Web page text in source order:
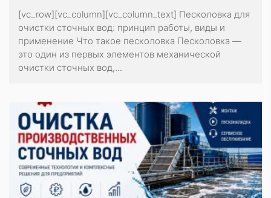
[vc_row][vc_column][vc_column_text] Песколовка для
очистки сточных вод: принцип работы, виды и
применение Что такое песколовка Песколовка —
это один из первых элементов механической
очистки сточных вод,...